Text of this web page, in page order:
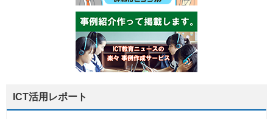
ICT活用レポート